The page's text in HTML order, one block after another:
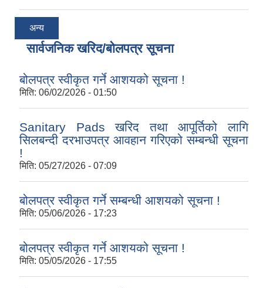
अन्य
सार्वजनिक खरिद/बोलपत्र सूचना
बोलपत्र स्वीकृत गर्ने आशयको सूचना !
मिति: 06/02/2026 - 01:50
Sanitary Pads खरिद तथा आपूर्तिको लागि
सिलबन्दी दरभाउपत्र आवहान गरिएको सम्बन्धी सूचना
!
मिति: 05/27/2026 - 07:09
बोलपत्र स्वीकृत गर्ने सम्बन्धी आशयको सूचना !
मिति: 05/06/2026 - 17:23
बोलपत्र स्वीकृत गर्ने आशयको सूचना !
मिति: 05/05/2026 - 17:55